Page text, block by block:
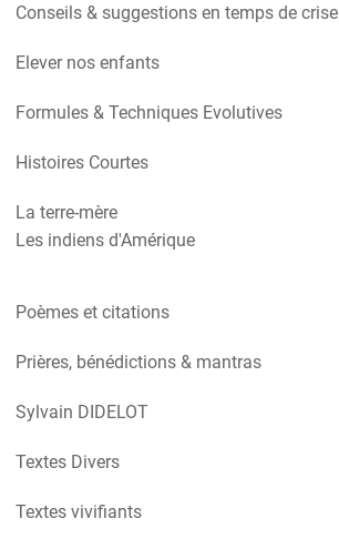
Conseils & suggestions en temps de crise
Elever nos enfants
Formules & Techniques Evolutives
Histoires Courtes
La terre-mère
Les indiens d'Amérique
Poèmes et citations
Prières, bénédictions & mantras
Sylvain DIDELOT
Textes Divers
Textes vivifiants